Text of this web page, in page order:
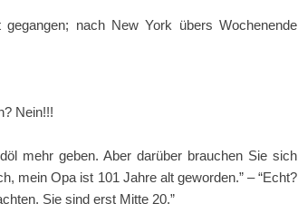
nach New York übers Wochenende
Nein!!!
mehr geben. Aber darüber brauchen Sie sich
mein Opa ist 101 Jahre alt geworden.” – “Echt?
Sie sind erst Mitte 20.”